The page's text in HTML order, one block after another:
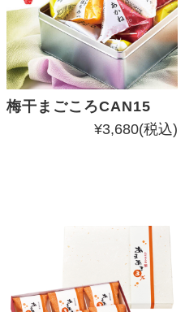
梅干まごころCAN15
¥3,680(税込)